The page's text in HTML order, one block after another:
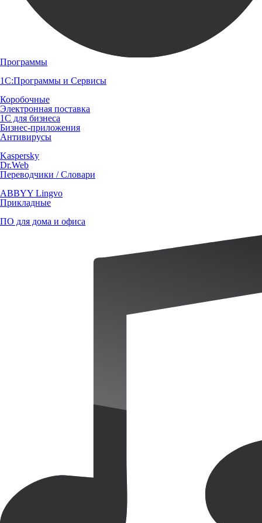
Программы
1С:Программы и Сервисы
Коробочные
Электронная поставка
1С для бизнеса
Бизнес-приложения
Антивирусы
Kaspersky
Dr.Web
Переводчики / Словари
ABBYY Lingvo
Прикладные
ПО для дома и офиса